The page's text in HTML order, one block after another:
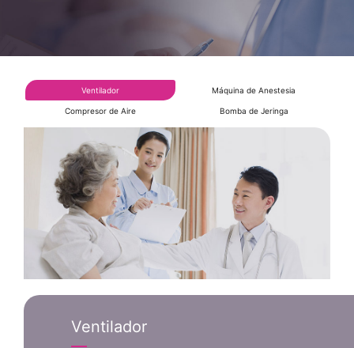
Ventilador Máquina de Anestesia
Compresor de Aire Bomba de Jeringa
Ventilador